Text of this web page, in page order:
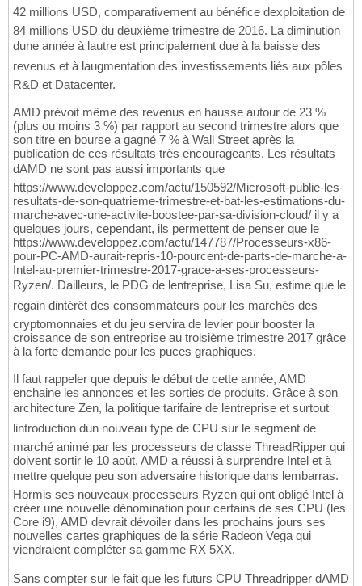
42 millions USD, comparativement au bénéfice dexploitation de
84 millions USD du deuxième trimestre de 2016. La diminution
dune année à lautre est principalement due à la baisse des
revenus et à laugmentation des investissements liés aux pôles
R&D et Datacenter.
AMD prévoit même des revenus en hausse autour de 23 %
(plus ou moins 3 %) par rapport au second trimestre alors que
son titre en bourse a gagné 7 % à Wall Street après la
publication de ces résultats très encourageants. Les résultats
dAMD ne sont pas aussi importants que
https://www.developpez.com/actu/150592/Microsoft-publie-les-
resultats-de-son-quatrieme-trimestre-et-bat-les-estimations-du-
marche-avec-une-activite-boostee-par-sa-division-cloud/ il y a
quelques jours, cependant, ils permettent de penser que le
https://www.developpez.com/actu/147787/Processeurs-x86-
pour-PC-AMD-aurait-repris-10-pourcent-de-parts-de-marche-a-
Intel-au-premier-trimestre-2017-grace-a-ses-processeurs-
Ryzen/. Dailleurs, le PDG de lentreprise, Lisa Su, estime que le
regain dintérêt des consommateurs pour les marchés des
cryptomonnaies et du jeu servira de levier pour booster la
croissance de son entreprise au troisième trimestre 2017 grâce
à la forte demande pour les puces graphiques.
Il faut rappeler que depuis le début de cette année, AMD
enchaine les annonces et les sorties de produits. Grâce à son
architecture Zen, la politique tarifaire de lentreprise et surtout
lintroduction dun nouveau type de CPU sur le segment de
marché animé par les processeurs de classe ThreadRipper qui
doivent sortir le 10 août, AMD a réussi à surprendre Intel et à
mettre quelque peu son adversaire historique dans lembarras.
Hormis ses nouveaux processeurs Ryzen qui ont obligé Intel à
créer une nouvelle dénomination pour certains de ses CPU (les
Core i9), AMD devrait dévoiler dans les prochains jours ses
nouvelles cartes graphiques de la série Radeon Vega qui
viendraient compléter sa gamme RX 5XX.
Sans compter sur le fait que les futurs CPU Threadripper dAMD